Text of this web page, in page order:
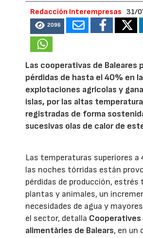
Redacción Interempresas 31/
2096
Las cooperativas de Baleares
pérdidas de hasta el 40% en
explotaciones agrícolas y
islas, por las altas
registradas de forma
sucesivas olas de calor de
Las temperaturas superiores a
las noches tórridas están
pérdidas de producción, estrés
plantas y animales, un
necesidades de agua y
el sector, detalla
alimentàries de Balears, en un